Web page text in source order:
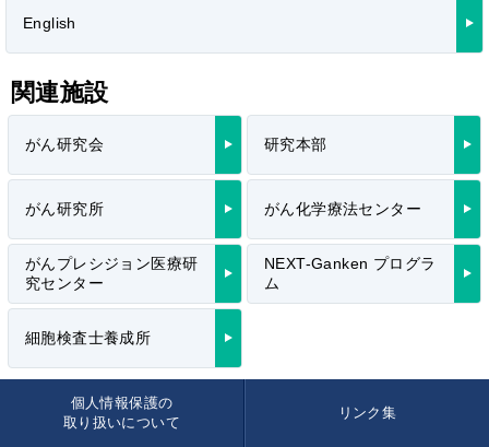
English
関連施設
がん研究会 研究本部
がん研究所 がん化学療法センター
がんプレシジョン医療研
究センター
NEXT-Ganken プログラ
ム
細胞検査士養成所
個人情報保護の
取り扱いについて
リンク集